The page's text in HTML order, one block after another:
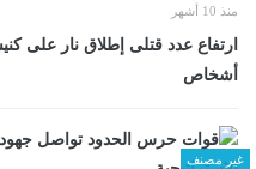
منذ 10 أشهر
أشخاص
غير مصنف